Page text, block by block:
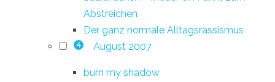
Abstreichen
Der ganz normale Alltagsrassismus
4 August 2007
burn my shadow